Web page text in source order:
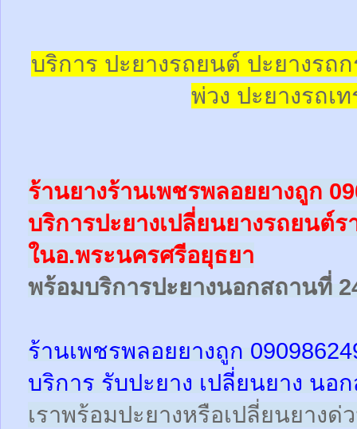
บริการ ปะยางรถยนต์ ปะยางรถ
พ่วง ปะยางรถเ
ร้านยางร้านเพชรพลอยยางถูก
บริการปะยางเปลี่ยนยางรถยนต์ร
ในอ.พระนครศรีอยุธยา
พร้อมบริการปะยางนอกสถานที่
ร้านเพชรพลอยยางถูก
บริการ รับปะยาง เปลี่ยนยาง น
เราพร้อมปะยางหรือเปลี่ยนยาง